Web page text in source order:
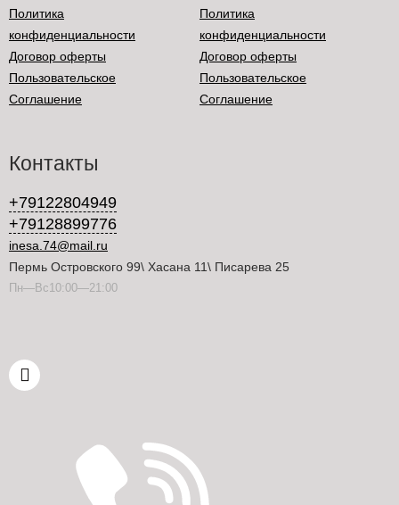
Политика
конфиденциальности
Договор оферты
Пользовательское
Соглашение
Политика
конфиденциальности
Договор оферты
Пользовательское
Соглашение
Контакты
+79122804949
+79128899776
inesa.74@mail.ru
Пермь Островского 99\ Хасана 11\ Писарева 25
Пн—Вс10:00—21:00